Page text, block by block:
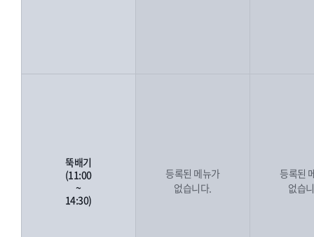
뚝배기
(11:00
~
14:30)
등록된 메뉴가
없습니다.
등록된
없습